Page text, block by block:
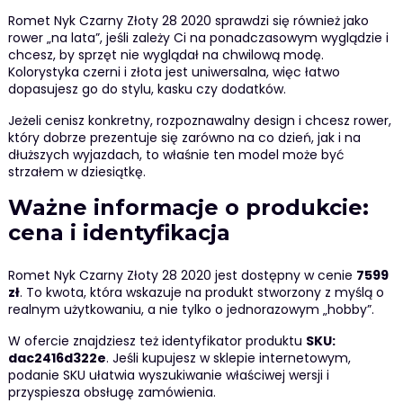
Romet Nyk Czarny Złoty 28 2020 sprawdzi się również jako
rower „na lata”, jeśli zależy Ci na ponadczasowym wyglądzie i
chcesz, by sprzęt nie wyglądał na chwilową modę.
Kolorystyka czerni i złota jest uniwersalna, więc łatwo
dopasujesz go do stylu, kasku czy dodatków.
Jeżeli cenisz konkretny, rozpoznawalny design i chcesz rower,
który dobrze prezentuje się zarówno na co dzień, jak i na
dłuższych wyjazdach, to właśnie ten model może być
strzałem w dziesiątkę.
Ważne informacje o produkcie:
cena i identyfikacja
Romet Nyk Czarny Złoty 28 2020 jest dostępny w cenie 7599
zł. To kwota, która wskazuje na produkt stworzony z myślą o
realnym użytkowaniu, a nie tylko o jednorazowym „hobby”.
W ofercie znajdziesz też identyfikator produktu SKU:
dac2416d322e. Jeśli kupujesz w sklepie internetowym,
podanie SKU ułatwia wyszukiwanie właściwej wersji i
przyspiesza obsługę zamówienia.